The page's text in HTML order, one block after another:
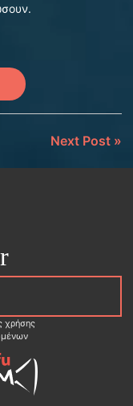
Next Post »
χρήσης